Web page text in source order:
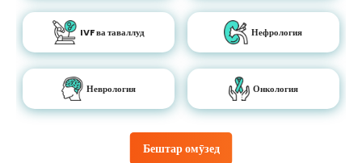
Бештар омӯзед
IVF ва таваллуд Нефрология
Неврология Онкология